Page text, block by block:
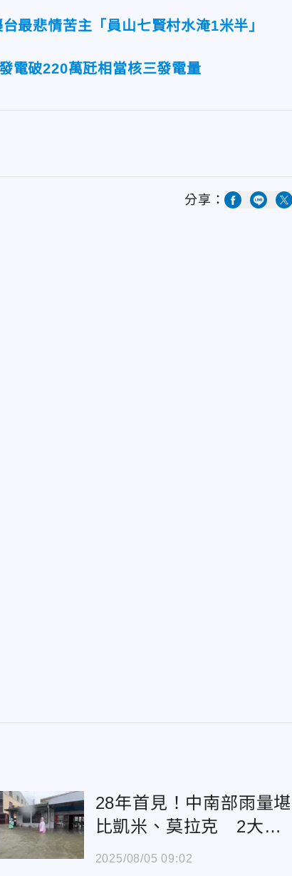
最悲情苦主「員山七賢村水淹1米半」
電破220萬瓩相當核三發電量
分享：
28年首見！中南部雨量堪
比凱米、莫拉克 2大原
因成災
2025/08/05 09:02